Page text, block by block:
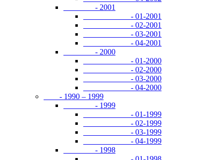
- 2001
- 01-2001
- 02-2001
- 03-2001
- 04-2001
- 2000
- 01-2000
- 02-2000
- 03-2000
- 04-2000
- 1990 – 1999
- 1999
- 01-1999
- 02-1999
- 03-1999
- 04-1999
- 1998